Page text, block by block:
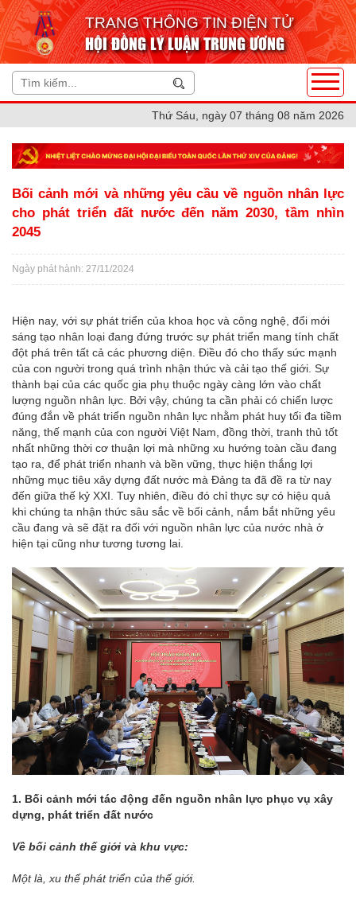
TRANG THÔNG TIN ĐIỆN TỬ
HỘI ĐỒNG LÝ LUẬN TRUNG ƯƠNG
Thứ Sáu, ngày 07 tháng 08 năm 2026
Bối cảnh mới và những yêu cầu về nguồn nhân lực
cho phát triển đất nước đến năm 2030, tầm nhìn
2045
Ngày phát hành: 27/11/2024
Hiện nay, với sự phát triển của khoa học và công nghệ, đổi mới
sáng tạo nhân loại đang đứng trước sự phát triển mang tính chất
đột phá trên tất cả các phương diện. Điều đó cho thấy sức mạnh
của con người trong quá trình nhận thức và cải tạo thế giới. Sự
thành bại của các quốc gia phụ thuộc ngày càng lớn vào chất
lượng nguồn nhân lực. Bởi vậy, chúng ta cần phải có chiến lược
đúng đắn về phát triển nguồn nhân lực nhằm phát huy tối đa tiềm
năng, thế mạnh của con người Việt Nam, đồng thời, tranh thủ tốt
nhất những thời cơ thuận lợi mà những xu hướng toàn cầu đang
tạo ra, để phát triển nhanh và bền vững, thực hiện thắng lợi
những mục tiêu xây dựng đất nước mà Đảng ta đã đề ra từ nay
đến giữa thế kỷ XXI. Tuy nhiên, điều đó chỉ thực sự có hiệu quả
khi chúng ta nhận thức sâu sắc về bối cảnh, nắm bắt những yêu
cầu đang và sẽ đặt ra đối với nguồn nhân lực của nước nhà ở
hiện tại cũng như tương tương lai.
1. Bối cảnh mới tác động đến nguồn nhân lực phục vụ xây
dựng, phát triển đất nước
Về bối cảnh thế giới và khu vực:
Một là, xu thế phát triển của thế giới.